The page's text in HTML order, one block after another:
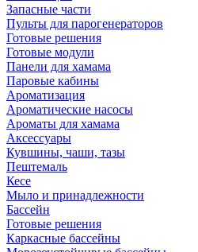
Запасные части
Пульты для парогенераторов
Готовые решения
Готовые модули
Панели для хамама
Паровые кабины
Ароматизация
Ароматические насосы
Ароматы для хамама
Аксессуары
Кувшины, чаши, тазы
Пештемаль
Кесе
Мыло и принадлежности
Бассейн
Готовые решения
Каркасные бассейны